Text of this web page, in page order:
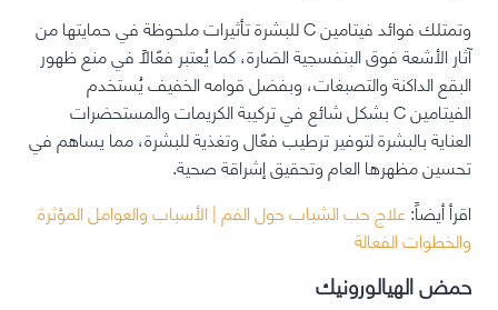
وتمتلك فوائد فيتامين C للبشرة تأثيرات ملحوظة في حمايتها من
آثار الأشعة فوق البنفسجية الضارة، كما يُعتبر فعّالًا في منع ظهور
البقع الداكنة والتصبغات، وبفضل قوامه الخفيف يُستخدم
الفيتامين C بشكل شائع في تركيبة الكريمات والمستحضرات
العناية بالبشرة لتوفير ترطيب فعّال وتغذية للبشرة، مما يساهم في
تحسين مظهرها العام وتحقيق إشراقة صحية.
اقرأ أيضاً:علاج حب الشباب حول الفم | الأسباب والعوامل المؤثرة
والخطوات الفعالة
حمض الهيالورونيك